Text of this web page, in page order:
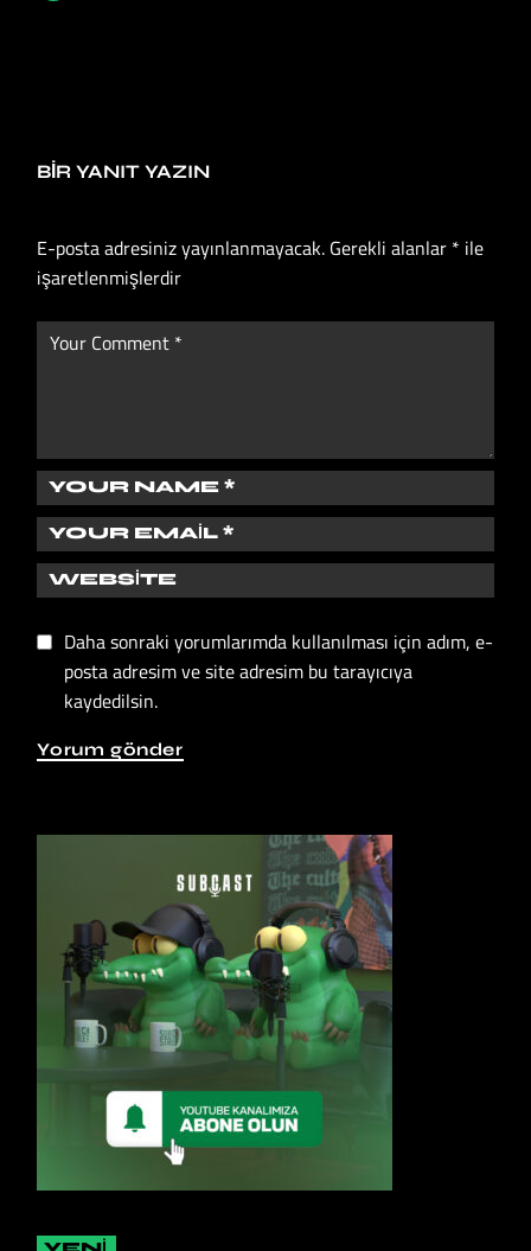
BIR YANIT YAZIN
E-posta adresiniz yayınlanmayacak. Gerekli alanlar * ile
işaretlenmişlerdir
Daha sonraki yorumlarımda kullanılması için adım, e-
posta adresim ve site adresim bu tarayıcıya
kaydedilsin.
Yorum gönder